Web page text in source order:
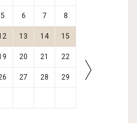
5 6 7 8
13 14 15
20 21 22
27 28 29